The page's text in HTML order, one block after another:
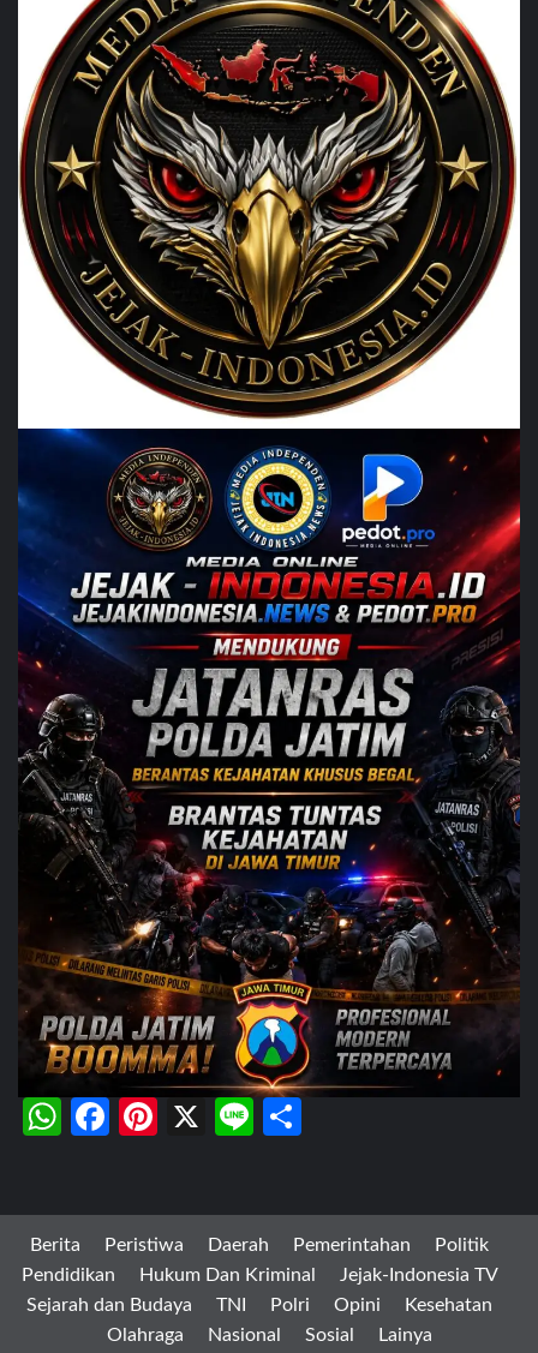
WhatsApp
Facebook
Pinterest
X Line
Berita Peristiwa Daerah Pemerintahan
Politik
Pendidikan
Hukum Dan Kriminal
Jejak-Indonesia TV
Sejarah dan Budaya
TNI Polri Opini
Kesehatan
Olahraga
Nasional Sosial Lainya